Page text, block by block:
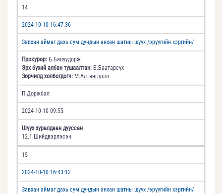
14
2024-10-10 16:47:36
Завхан аймаг дахь сум дундын анхан шатны шүүх /эрүүгийн хэргийн/
Прокурор: Б.Бавуудорж
Эрх бүхий албан тушаалтан: Б.Баатарсүх
Зөрчилд холбогдогч: М.Алтангэрэл
П.Доржбал
2024-10-10 09:55
Шүүх хуралдаан дууссан
12.1.Шийдвэрлэсэн
15
2024-10-10 16:43:12
Завхан аймаг дахь сум дундын анхан шатны шүүх /эрүүгийн хэргийн/